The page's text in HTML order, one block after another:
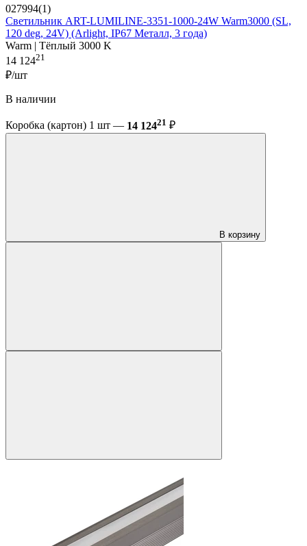
027994(1)
Светильник ART-LUMILINE-3351-1000-24W Warm3000 (SL,
120 deg, 24V) (Arlight, IP67 Металл, 3 года)
Warm | Тёплый 3000 K
14 12421
₽/шт
В наличии
Коробка (картон) 1 шт — 14 12421 ₽
В корзину